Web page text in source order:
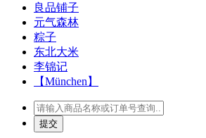
良品铺子
元气森林
粽子
东北大米
李锦记
【München】